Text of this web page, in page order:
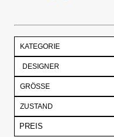
KATEGORIE
GRÖSSE
ZUSTAND
PREIS